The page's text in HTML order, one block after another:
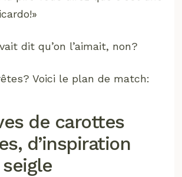
dit qu’on l’aimait, non?
Voici le plan de match:
de carottes
d’inspiration